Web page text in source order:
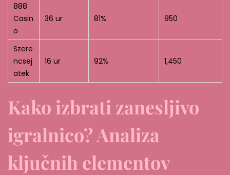
888
Casin
o
36 ur 81% 950
Szere
ncsej
atek
16 ur 92% 1,450
Kako izbrati zanesljivo
igralnico? Analiza
ključnih elementov